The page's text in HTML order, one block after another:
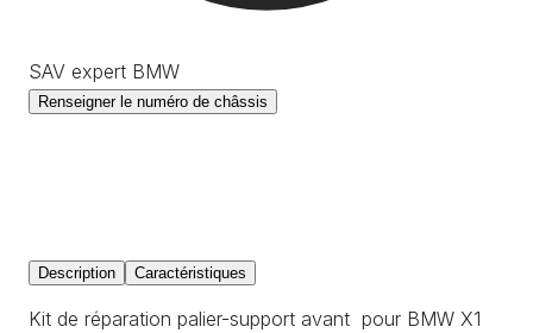
SAV expert BMW
Renseigner le numéro de châssis
Description Caractéristiques
Kit de réparation palier-support avant pour BMW X1